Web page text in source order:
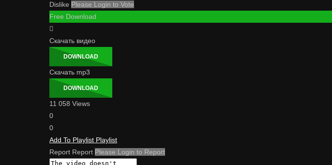
Dislike Please Login to Vote
Free Download
Скачать видео
DOWNLOAD
Скачать mp3
DOWNLOAD
11 058 Views
0
0
Add To Playlist Playlist
Report Report Please Login to Report